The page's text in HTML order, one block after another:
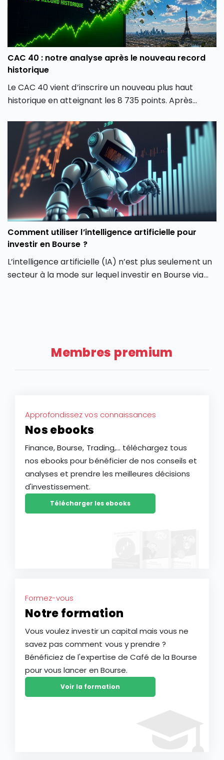
CAC 40 : notre analyse après le nouveau record
historique
Le CAC 40 vient d’inscrire un nouveau plus haut
historique en atteignant les 8 735 points. Après
parisien semble avoir retrouvé une dynamique
haussière en dépassant son précédent record de
février 2026. Comment expliquer cette envolée du
CAC 40 ? Quels secteurs tirent actuellement l’indice
parisien ? Et surtout, cette hausse du CAC 40 peut-
elle encore se poursuivre ou faut-il s’attendre à une
phase de consolidation ?
Comment utiliser l’intelligence artificielle pour
investir en Bourse ?
L’intelligence artificielle (IA) n’est plus seulement un
secteur à la mode sur lequel investir en Bourse via
vous aider à mieux saisir les opportunités des
Membres premium
Approfondissez vos connaissances
Nos ebooks
Finance, Bourse, Trading,... téléchargez tous
nos ebooks pour bénéficier de nos conseils et
analyses et prendre les meilleures décisions
d'investissement.
Télécharger les ebooks
Formez-vous
Notre formation
Vous voulez investir un capital mais vous ne
savez pas comment vous y prendre ?
Bénéficiez de l'expertise de Café de la Bourse
pour vous lancer en Bourse.
Voir la formation